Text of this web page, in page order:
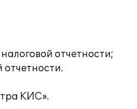
отчетности;
КИС».